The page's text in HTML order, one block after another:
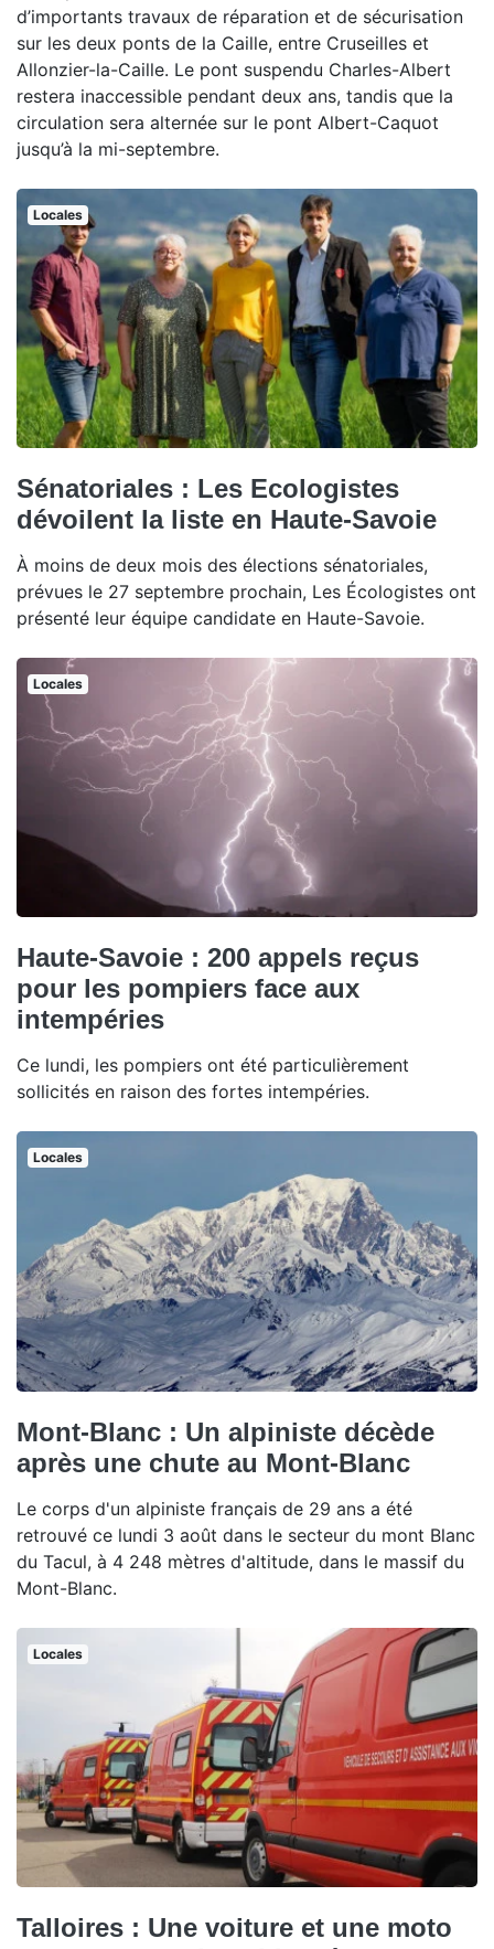
d’importants travaux de réparation et de sécurisation
sur les deux ponts de la Caille, entre Cruseilles et
Allonzier-la-Caille. Le pont suspendu Charles-Albert
restera inaccessible pendant deux ans, tandis que la
circulation sera alternée sur le pont Albert-Caquot
jusqu’à la mi-septembre.
Locales
Sénatoriales : Les Ecologistes
dévoilent la liste en Haute-Savoie
À moins de deux mois des élections sénatoriales,
prévues le 27 septembre prochain, Les Écologistes ont
présenté leur équipe candidate en Haute-Savoie.
Locales
Haute-Savoie : 200 appels reçus
pour les pompiers face aux
intempéries
Ce lundi, les pompiers ont été particulièrement
sollicités en raison des fortes intempéries.
Locales
Mont-Blanc : Un alpiniste décède
après une chute au Mont-Blanc
Le corps d'un alpiniste français de 29 ans a été
retrouvé ce lundi 3 août dans le secteur du mont Blanc
du Tacul, à 4 248 mètres d'altitude, dans le massif du
Mont-Blanc.
Locales
Talloires : Une voiture et une moto